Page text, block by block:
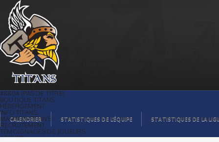
Ryder est de retour ! | Titans de
témiscaming
#8804 (PAS DE TITRE)
BOUTIQUE TITANS
HÉBERGEMENT
INFO TITANS
MAGASIN TITANS
RECRUTEMENT
TÉMOIGNAGES DE JOUEURS
ACCUEIL
CALENDRIER STATISTIQUES DE L’ÉQUIPE STATISTIQUES DE LA